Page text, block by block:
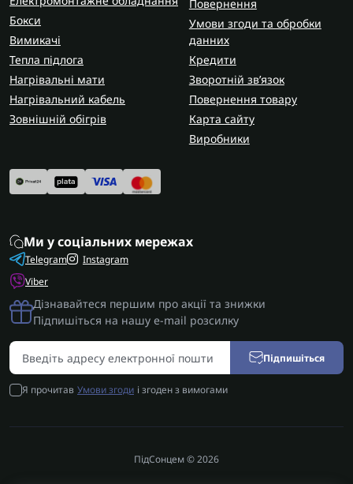
Бокси
Вимикачі
Тепла підлога
Нагрівальні мати
Нагрівальний кабель
Зовнішній обігрів
Повернення
Умови згоди та обробки
данних
Кредити
Зворотній зв’язок
Повернення товару
Карта сайту
Виробники
Ми у соціальних мережах
Telegram
Viber
Instagram
Дізнавайтеся першим про акції та знижки
Підпишіться на нашу e-mail розсилку
Підпишіться
Я прочитав Умови згоди і згоден з вимогами
ПідСонцем © 2026